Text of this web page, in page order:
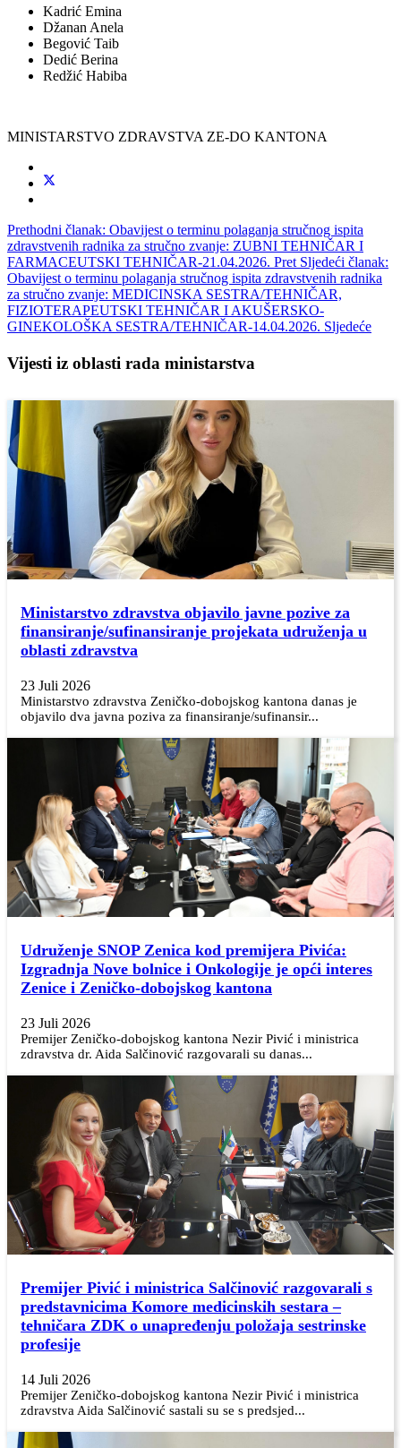
Kadrić Emina
Džanan Anela
Begović Taib
Dedić Berina
Redžić Habiba
MINISTARSTVO ZDRAVSTVA ZE-DO KANTONA
Prethodni članak: Obavijest o terminu polaganja stručnog ispita
zdravstvenih radnika za stručno zvanje: ZUBNI TEHNIČAR I
FARMACEUTSKI TEHNIČAR-21.04.2026. Pret Sljedeći članak:
Obavijest o terminu polaganja stručnog ispita zdravstvenih radnika
za stručno zvanje: MEDICINSKA SESTRA/TEHNIČAR,
FIZIOTERAPEUTSKI TEHNIČAR I AKUŠERSKO-
GINEKOLOŠKA SESTRA/TEHNIČAR-14.04.2026. Sljedeće
Vijesti iz oblasti rada ministarstva
Ministarstvo zdravstva objavilo javne pozive za
finansiranje/sufinansiranje projekata udruženja u
oblasti zdravstva
23 Juli 2026
Ministarstvo zdravstva Zeničko-dobojskog kantona danas je
objavilo dva javna poziva za finansiranje/sufinansir...
Udruženje SNOP Zenica kod premijera Pivića:
Izgradnja Nove bolnice i Onkologije je opći interes
Zenice i Zeničko-dobojskog kantona
23 Juli 2026
Premijer Zeničko-dobojskog kantona Nezir Pivić i ministrica
zdravstva dr. Aida Salčinović razgovarali su danas...
Premijer Pivić i ministrica Salčinović razgovarali s
predstavnicima Komore medicinskih sestara –
tehničara ZDK o unapređenju položaja sestrinske
profesije
14 Juli 2026
Premijer Zeničko-dobojskog kantona Nezir Pivić i ministrica
zdravstva Aida Salčinović sastali su se s predsjed...